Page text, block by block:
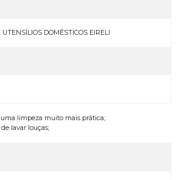
DOMÉSTICOS EIRELI
limpeza muito mais prática;
lavar louças;